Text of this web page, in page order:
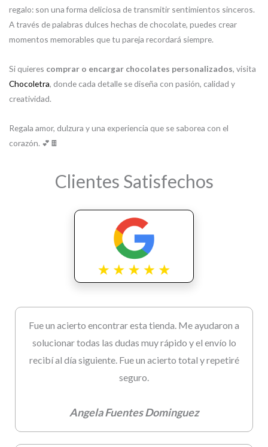
regalo: son una forma deliciosa de transmitir sentimientos sinceros.
A través de palabras dulces hechas de chocolate, puedes crear
momentos memorables que tu pareja recordará siempre.
Si quieres comprar o encargar chocolates personalizados, visita
Chocoletra, donde cada detalle se diseña con pasión, calidad y
creatividad.
Regala amor, dulzura y una experiencia que se saborea con el
corazón. 💕🍫
Clientes Satisfechos
Fue un acierto encontrar esta tienda. Me ayudaron a
solucionar todas las dudas muy rápido y el envío lo
recibí al día siguiente. Fue un acierto total y repetiré
seguro.
Angela Fuentes Dominguez